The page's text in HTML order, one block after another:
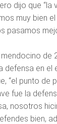
dijo que “la
muy bien
pasamos
de
defensa en el
“el punto de
fue la
nosotros
bien,